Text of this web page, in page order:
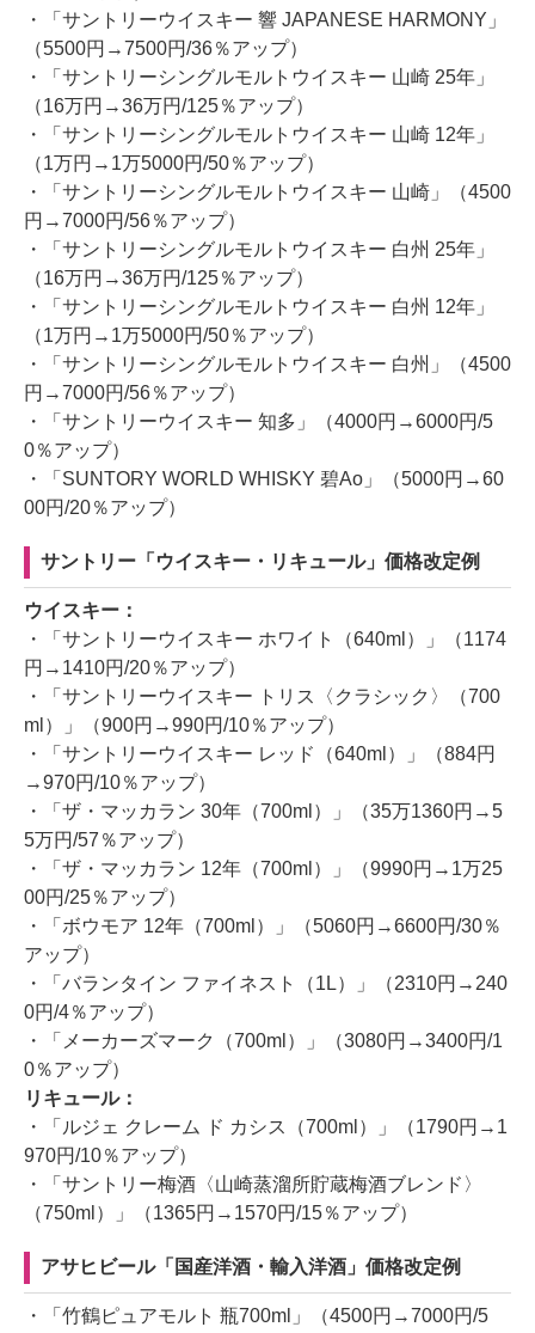
・「サントリーウイスキー 響 JAPANESE HARMONY」
（5500円→7500円/36％アップ）
・「サントリーシングルモルトウイスキー 山崎 25年」
（16万円→36万円/125％アップ）
・「サントリーシングルモルトウイスキー 山崎 12年」
（1万円→1万5000円/50％アップ）
・「サントリーシングルモルトウイスキー 山崎」（4500
円→7000円/56％アップ）
・「サントリーシングルモルトウイスキー 白州 25年」
（16万円→36万円/125％アップ）
・「サントリーシングルモルトウイスキー 白州 12年」
（1万円→1万5000円/50％アップ）
・「サントリーシングルモルトウイスキー 白州」（4500
円→7000円/56％アップ）
・「サントリーウイスキー 知多」（4000円→6000円/5
0％アップ）
・「SUNTORY WORLD WHISKY 碧Ao」（5000円→60
00円/20％アップ）
サントリー「ウイスキー・リキュール」価格改定例
ウイスキー：
・「サントリーウイスキー ホワイト（640ml）」（1174
円→1410円/20％アップ）
・「サントリーウイスキー トリス〈クラシック〉（700
ml）」（900円→990円/10％アップ）
・「サントリーウイスキー レッド（640ml）」（884円
→970円/10％アップ）
・「ザ・マッカラン 30年（700ml）」（35万1360円→5
5万円/57％アップ）
・「ザ・マッカラン 12年（700ml）」（9990円→1万25
00円/25％アップ）
・「ボウモア 12年（700ml）」（5060円→6600円/30％
アップ）
・「バランタイン ファイネスト（1L）」（2310円→240
0円/4％アップ）
・「メーカーズマーク（700ml）」（3080円→3400円/1
0％アップ）
リキュール：
・「ルジェ クレーム ド カシス（700ml）」（1790円→1
970円/10％アップ）
・「サントリー梅酒〈山崎蒸溜所貯蔵梅酒ブレンド〉
（750ml）」（1365円→1570円/15％アップ）
アサヒビール「国産洋酒・輸入洋酒」価格改定例
・「竹鶴ピュアモルト 瓶700ml」（4500円→7000円/5